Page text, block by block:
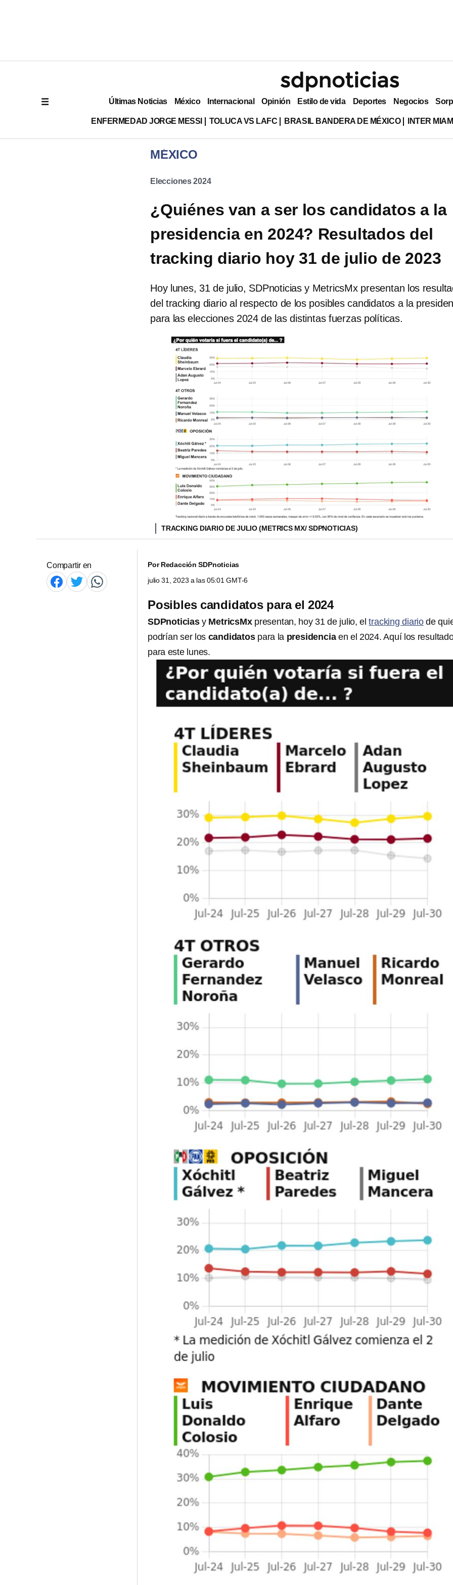
Últimas Noticias México Internacional Opinión Estilo de vida Deportes Negocios
ENFERMEDAD JORGE MESSI TOLUCA VS LAFC BRASIL BANDERA DE MÉXICO INTER
MÉXICO
Elecciones 2024
¿Quiénes van a ser los candidatos a la
presidencia en 2024? Resultados del
tracking diario hoy 31 de julio de 2023
Hoy lunes, 31 de julio, SDPnoticias y MetricsMx presentan los
del tracking diario al respecto de los posibles candidatos a la
para las elecciones 2024 de las distintas fuerzas políticas.
TRACKING DIARIO DE JULIO (METRICS MX/ SDPNOTICIAS)
Compartir en PorRedacción SDPnoticias
julio 31, 2023 a las 05:01 GMT-6
Posibles candidatos para el 2024
SDPnoticiasy MetricsMxpresentan, hoy 31 de julio, eltracking diario de
podrían ser los candidatospara la presidenciaen el 2024. Aquí los
para este lunes.